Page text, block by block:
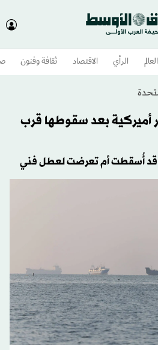
العالم الرأي الاقتصاد ثقافة وفنون
أميركية بعد سقوطها قرب
قد أُسقطت أم تعرضت لعطل فني